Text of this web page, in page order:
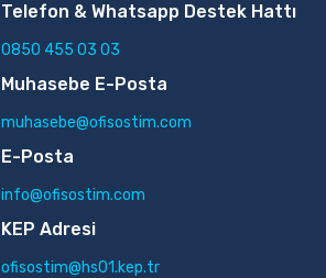
Telefon & Whatsapp Destek Hattı
0850 455 03 03
Muhasebe E-Posta
muhasebe@ofisostim.com
E-Posta
info@ofisostim.com
KEP Adresi
ofisostim@hs01.kep.tr